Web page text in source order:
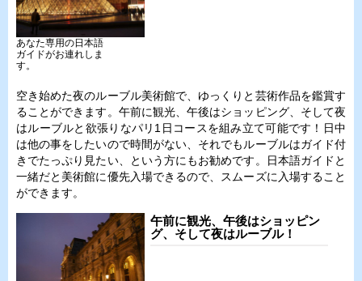
あなた専用の日本語
ガイドがお連れしま
す。
空き始めた夜のルーブル美術館で、ゆっくりと芸術作品を鑑賞す
ることができます。午前に観光、午後はショッピング、そして夜
はルーブルと欲張りなパリ1日コースを組み立て可能です！日中
は他の事をしたいので時間がない、それでもルーブルはガイド付
きでたっぷり見たい、という方にもお勧めです。日本語ガイドと
一緒だと美術館に優先入場できるので、スムーズに入場すること
ができます。
午前に観光、午後はショッピン
グ、そして夜はルーブル！